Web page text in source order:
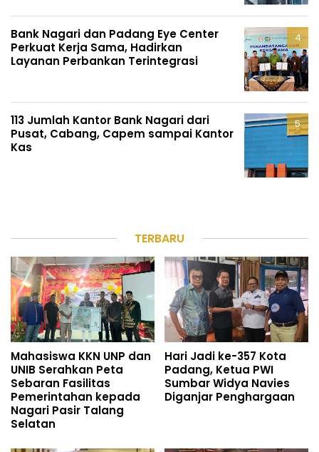
Bank Nagari dan Padang Eye Center
Perkuat Kerja Sama, Hadirkan
Layanan Perbankan Terintegrasi
113 Jumlah Kantor Bank Nagari dari
Pusat, Cabang, Capem sampai Kantor
Kas
TERBARU
Mahasiswa KKN UNP dan
UNIB Serahkan Peta
Sebaran Fasilitas
Pemerintahan kepada
Nagari Pasir Talang
Selatan
Hari Jadi ke-357 Kota
Padang, Ketua PWI
Sumbar Widya Navies
Diganjar Penghargaan